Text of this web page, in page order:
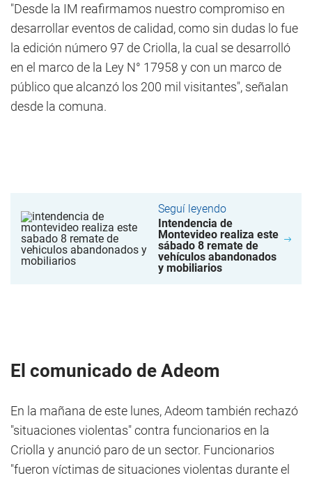
"Desde la IM reafirmamos nuestro compromiso en
desarrollar eventos de calidad, como sin dudas lo fue
la edición número 97 de Criolla, la cual se desarrolló
en el marco de la Ley N° 17958 y con un marco de
público que alcanzó los 200 mil visitantes", señalan
desde la comuna.
Seguí leyendo
Intendencia de
Montevideo realiza este
sábado 8 remate de
vehículos abandonados
y mobiliarios
El comunicado de Adeom
En la mañana de este lunes, Adeom también rechazó
"situaciones violentas" contra funcionarios en la
Criolla y anunció paro de un sector. Funcionarios
"fueron víctimas de situaciones violentas durante el